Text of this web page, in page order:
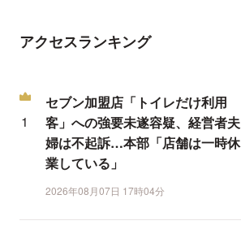
アクセスランキング
セブン加盟店「トイレだけ利用
客」への強要未遂容疑、経営者夫
婦は不起訴…本部「店舗は一時休
業している」
2026年08月07日 17時04分